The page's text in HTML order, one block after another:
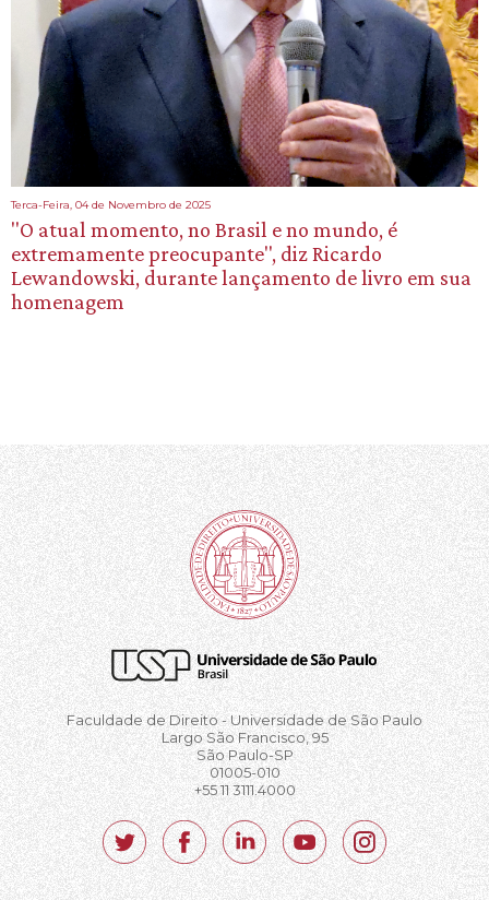
Terca-Feira, 04 de Novembro de 2025
"O atual momento, no Brasil e no mundo, é
extremamente preocupante", diz Ricardo
Lewandowski, durante lançamento de livro em sua
homenagem
Faculdade de Direito - Universidade de São Paulo
Largo São Francisco, 95
São Paulo-SP
01005-010
+55 11 3111.4000